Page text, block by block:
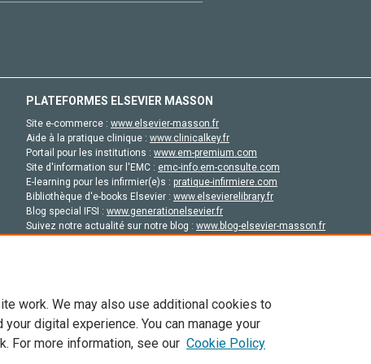
PLATEFORMES ELSEVIER MASSON
Site e-commerce : www.elsevier-masson.fr
Aide à la pratique clinique : www.clinicalkey.fr
Portail pour les institutions : www.em-premium.com
Site d'information sur l'EMC : emc-info.em-consulte.com
E-learning pour les infirmier(e)s : pratique-infirmiere.com
Bibliothèque d'e-books Elsevier : www.elsevierelibrary.fr
Blog special IFSI : www.generationelsevier.fr
Suivez notre actualité sur notre blog : www.blog-elsevier-masson.fr
ses concédants de licence et ses contributeurs. Tout les droits sont réservés,
similaires. Pour tout contenu en libre accès, les conditions de licence
work. We may also use additional cookies to
digital experience. You can manage your
For more information, see our Cookie Policy